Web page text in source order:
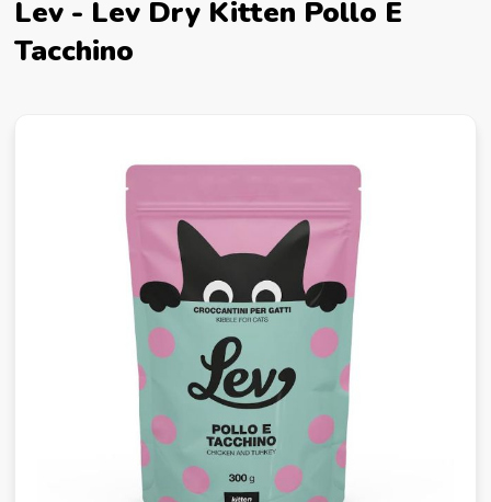
Lev - Lev Dry Kitten Pollo E
Tacchino